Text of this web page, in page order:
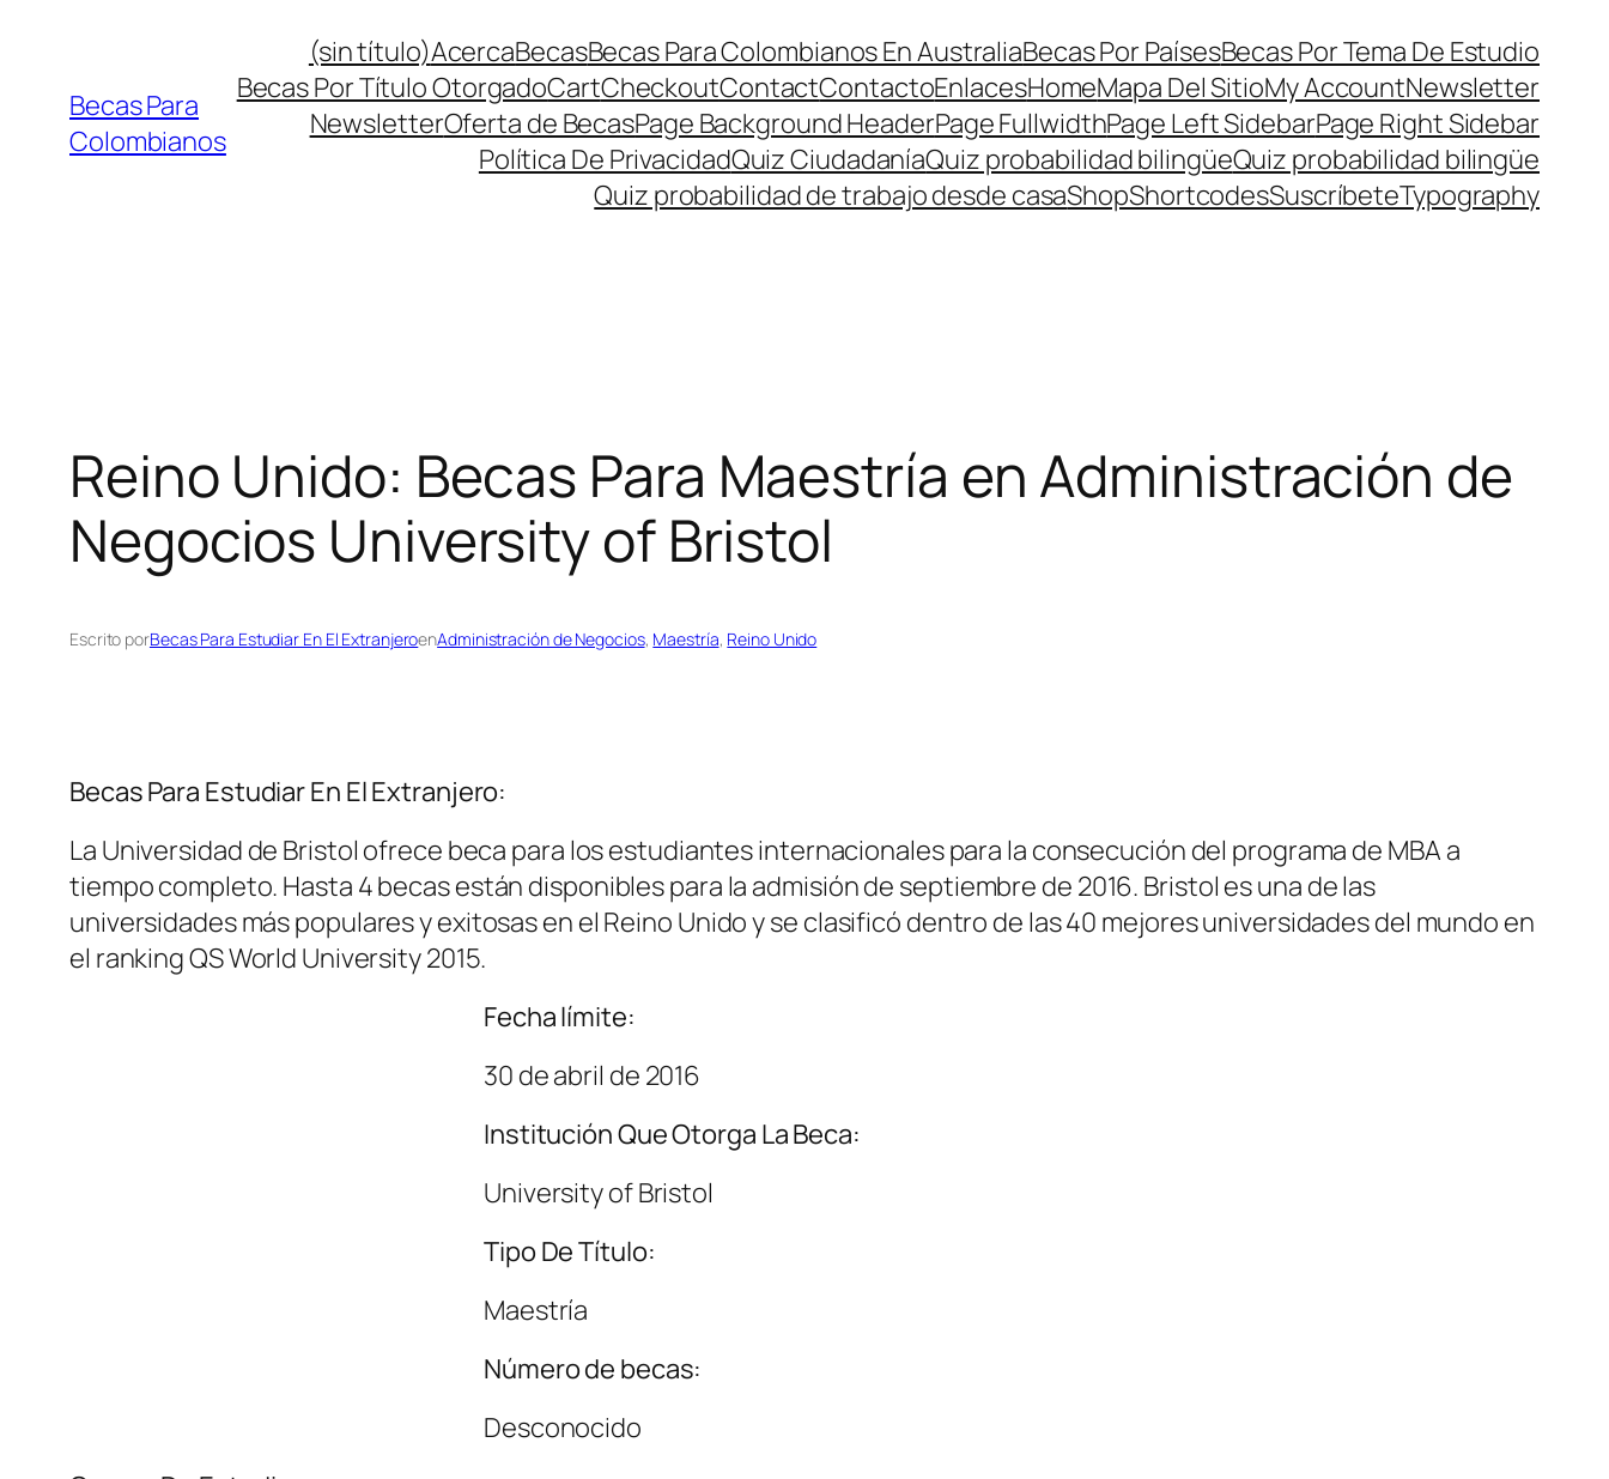
contenido
Becas Para
Colombianos
(sin título)AcercaBecasBecas Para Colombianos En AustraliaBecas Por PaísesBecas Por Tema De Estudio
Becas Por Título OtorgadoCartCheckoutContactContactoEnlacesHomeMapa Del SitioMy AccountNewsletter
NewsletterOferta de BecasPage Background HeaderPage FullwidthPage Left SidebarPage Right Sidebar
Política De PrivacidadQuiz CiudadaníaQuiz probabilidad bilingüeQuiz probabilidad bilingüe
Quiz probabilidad de trabajo desde casaShopShortcodesSuscríbeteTypography
Reino Unido: Becas Para Maestría en Administración de
Negocios University of Bristol
Escrito porBecas Para Estudiar En El ExtranjeroenAdministración de Negocios, Maestría, Reino Unido
Becas Para Estudiar En El Extranjero:
La Universidad de Bristol ofrece beca para los estudiantes internacionales para la consecución del programa de MBA a
tiempo completo. Hasta 4 becas están disponibles para la admisión de septiembre de 2016. Bristol es una de las
universidades más populares y exitosas en el Reino Unido y se clasificó dentro de las 40 mejores universidades del mundo en
el ranking QS World University 2015.
Fecha límite:
30 de abril de 2016
Institución Que Otorga La Beca:
University of Bristol
Tipo De Título:
Maestría
Número de becas:
Desconocido